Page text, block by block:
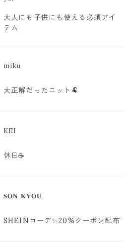
大人にも子供にも使える必須アイ
テム
miku
大正解だったニット🐏
KEI
休日☕️
𝐒𝐎𝐍 𝐊𝐘𝐎𝐔
SHEINコーデ✨20%クーポン配布